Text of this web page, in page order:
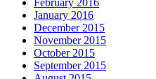
February 2016
January 2016
December 2015
November 2015
October 2015
September 2015